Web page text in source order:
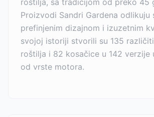
roštilja, sa tradicijom od preko 45
Proizvodi Sandri Gardena odlikuju
prefinjenim dizajnom i izuzetnim
svojoj istoriji stvorili su 135
roštilja i 82 kosačice u 142 verzije
od vrste motora.